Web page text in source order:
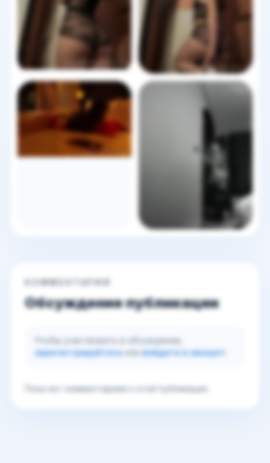
Обсуждение публикации
Чтобы участвовать в обсуждении,
зарегистрируйтесьили войдите в аккаунт
Пока нет комментариев к этой публикации.